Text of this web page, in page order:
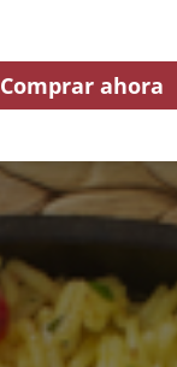
Comprar ahora